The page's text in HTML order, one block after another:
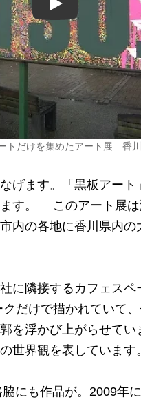
Play
トだけを集めたアート展 香川
げます。「黒板アート
す。 このアート展
内の各地に香川県内
に隣接するカフェスペ
だけで描かれていて
を浮かび上がらせてい
世界観を表しています。
にも作品が。2009年